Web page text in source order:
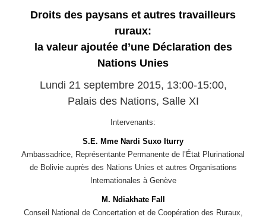
Droits des paysans et autres travailleurs
ruraux:
la valeur ajoutée d’une Déclaration des
Nations Unies
Lundi 21 septembre 2015, 13:00-15:00,
Palais des Nations, Salle XI
Intervenants:
S.E. Mme Nardi Suxo Iturry
Ambassadrice, Représentante Permanente de l’État Plurinational
de Bolivie auprès des Nations Unies et autres Organisations
Internationales à Genève
M. Ndiakhate Fall
Conseil National de Concertation et de Coopération des Ruraux,